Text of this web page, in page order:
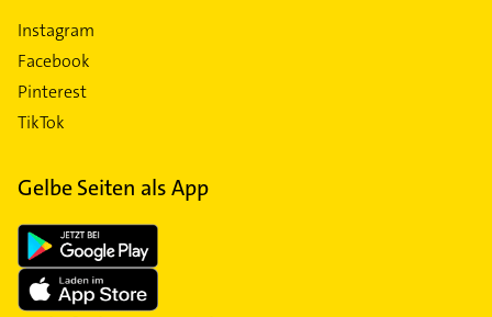
Instagram
Facebook
Pinterest
TikTok
Gelbe Seiten als App